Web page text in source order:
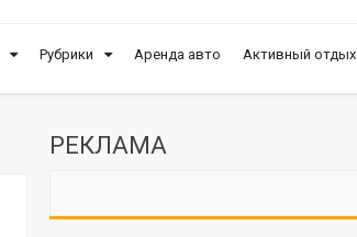
Рубрики Аренда авто Активный отдых
РЕКЛАМА